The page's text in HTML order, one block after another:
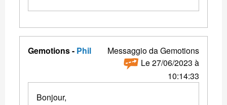
Gemotions - Phil
Messaggio da Gemotions
Le 27/06/2023 à
10:14:33
Bonjour,